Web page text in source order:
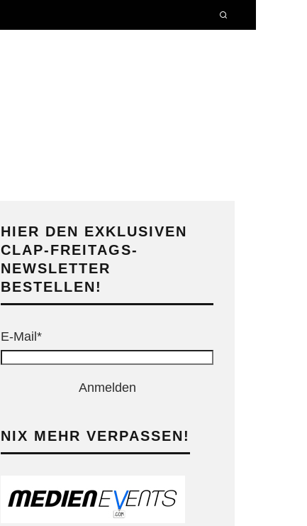
HIER DEN EXKLUSIVEN
CLAP-FREITAGS-
NEWSLETTER
BESTELLEN!
E-Mail*
Anmelden
NIX MEHR VERPASSEN!